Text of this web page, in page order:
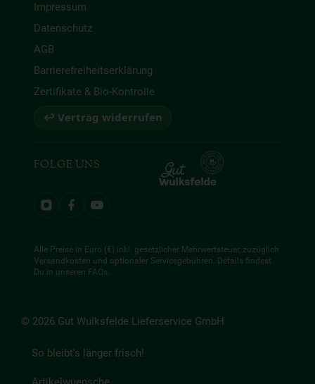
Impressum
Datenschutz
AGB
Barrierefreiheitserklärung
Zertifikate & Bio-Kontrolle
↩ Vertrag widerrufen
FOLGE UNS
Alle Preise in Euro (€) inkl. gesetzlicher Mehrwertsteuer, zuzüglich
Versandkosten und optionaler Servicegebühren. Details findest
Du in unseren FAQs.
© 2026 Gut Wulksfelde Lieferservice GmbH
So bleibt's länger frisch!